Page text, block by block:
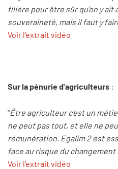
filière pour être sûr qu’on y ait
souveraineté, mais il faut y
Voir l'extrait vidéo
Sur la pénurie d'agriculteurs :
"Être agriculteur c'est un
ne peut pas tout, et elle ne
rémunération. Egalim 2 est
face au risque du
Voir l'extrait vidéo